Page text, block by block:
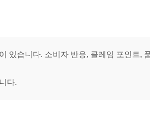
있습니다. 소비자 반응, 클레임 포인트,
다.